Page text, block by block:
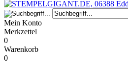
Mein Konto
Merkzettel
0
Warenkorb
0